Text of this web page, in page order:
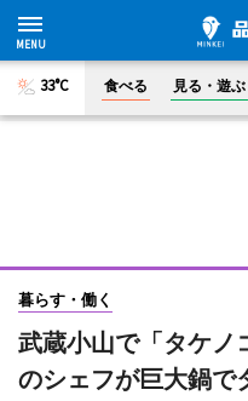
33°C 食べる 見る・遊ぶ
暮らす・働く
武蔵小山で「タケノ
のシェフが巨大鍋で